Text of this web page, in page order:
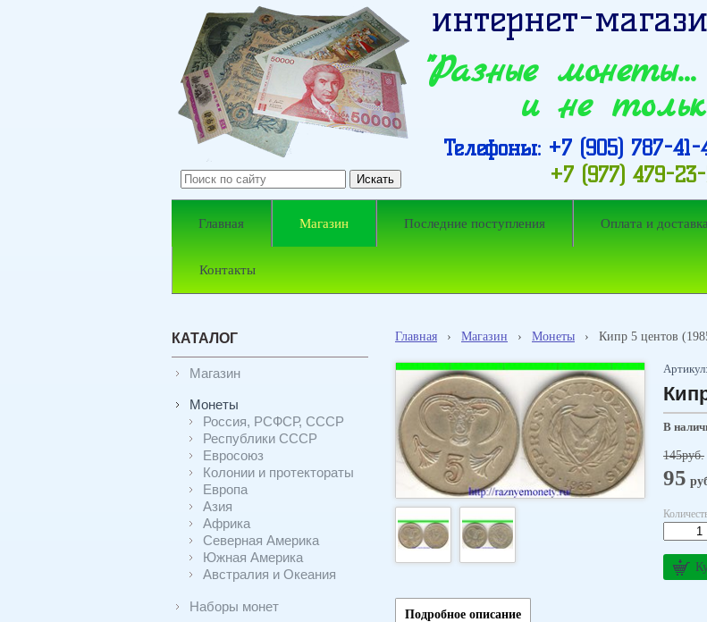
"Разные монеты…
интернет-
и не
Телефоны: +7 (905) 787-41-
+7 (977) 479-
Главная Магазин Последние поступления Оплата и доставка
Контакты
КАТАЛОГ
Магазин
Монеты
Россия, РСФСР, СССР
Республики СССР
Евросоюз
Колонии и протектораты
Европа
Азия
Африка
Северная Америка
Южная Америка
Австралия и Океания
Наборы монет
Главная › Магазин › Монеты › Кипр 5 центов
В
145руб.
95
Подробное описание